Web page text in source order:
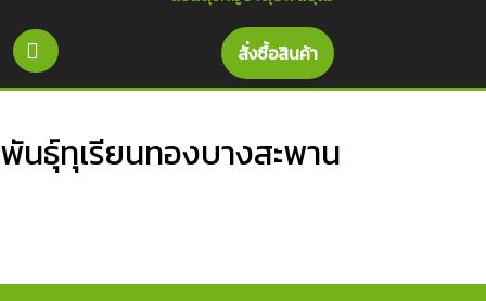
สั่งซื้อสินค้า
พันธุ์ทุเรียนทองบางสะพาน